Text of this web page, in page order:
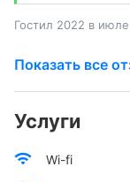
Гостил 2022 в июле
Показать все
Услуги
Wi-fi